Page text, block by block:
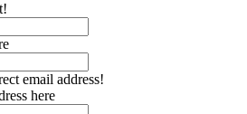
email address!
here